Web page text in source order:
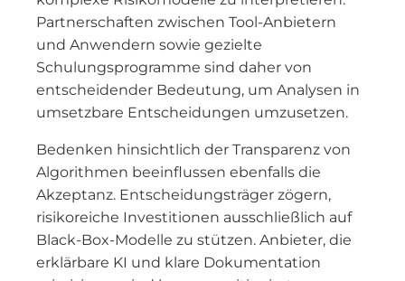
Partnerschaften zwischen Tool-Anbietern
und Anwendern sowie gezielte
Schulungsprogramme sind daher von
entscheidender Bedeutung, um Analysen in
umsetzbare Entscheidungen umzusetzen.
Bedenken hinsichtlich der Transparenz von
Algorithmen beeinflussen ebenfalls die
Akzeptanz. Entscheidungsträger zögern,
risikoreiche Investitionen ausschließlich auf
Black-Box-Modelle zu stützen. Anbieter, die
erklärbare KI und klare Dokumentation